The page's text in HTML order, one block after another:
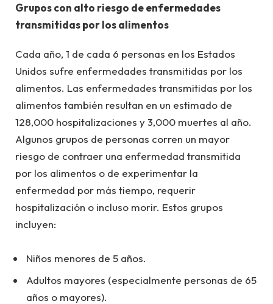
Grupos con alto riesgo de enfermedades
transmitidas por los alimentos
Cada año, 1 de cada 6 personas en los Estados
Unidos sufre enfermedades transmitidas por los
alimentos. Las enfermedades transmitidas por los
alimentos también resultan en un estimado de
128,000 hospitalizaciones y 3,000 muertes al año.
Algunos grupos de personas corren un mayor
riesgo de contraer una enfermedad transmitida
por los alimentos o de experimentar la
enfermedad por más tiempo, requerir
hospitalización o incluso morir. Estos grupos
incluyen:
Niños menores de 5 años.
Adultos mayores (especialmente personas de 65
años o mayores).